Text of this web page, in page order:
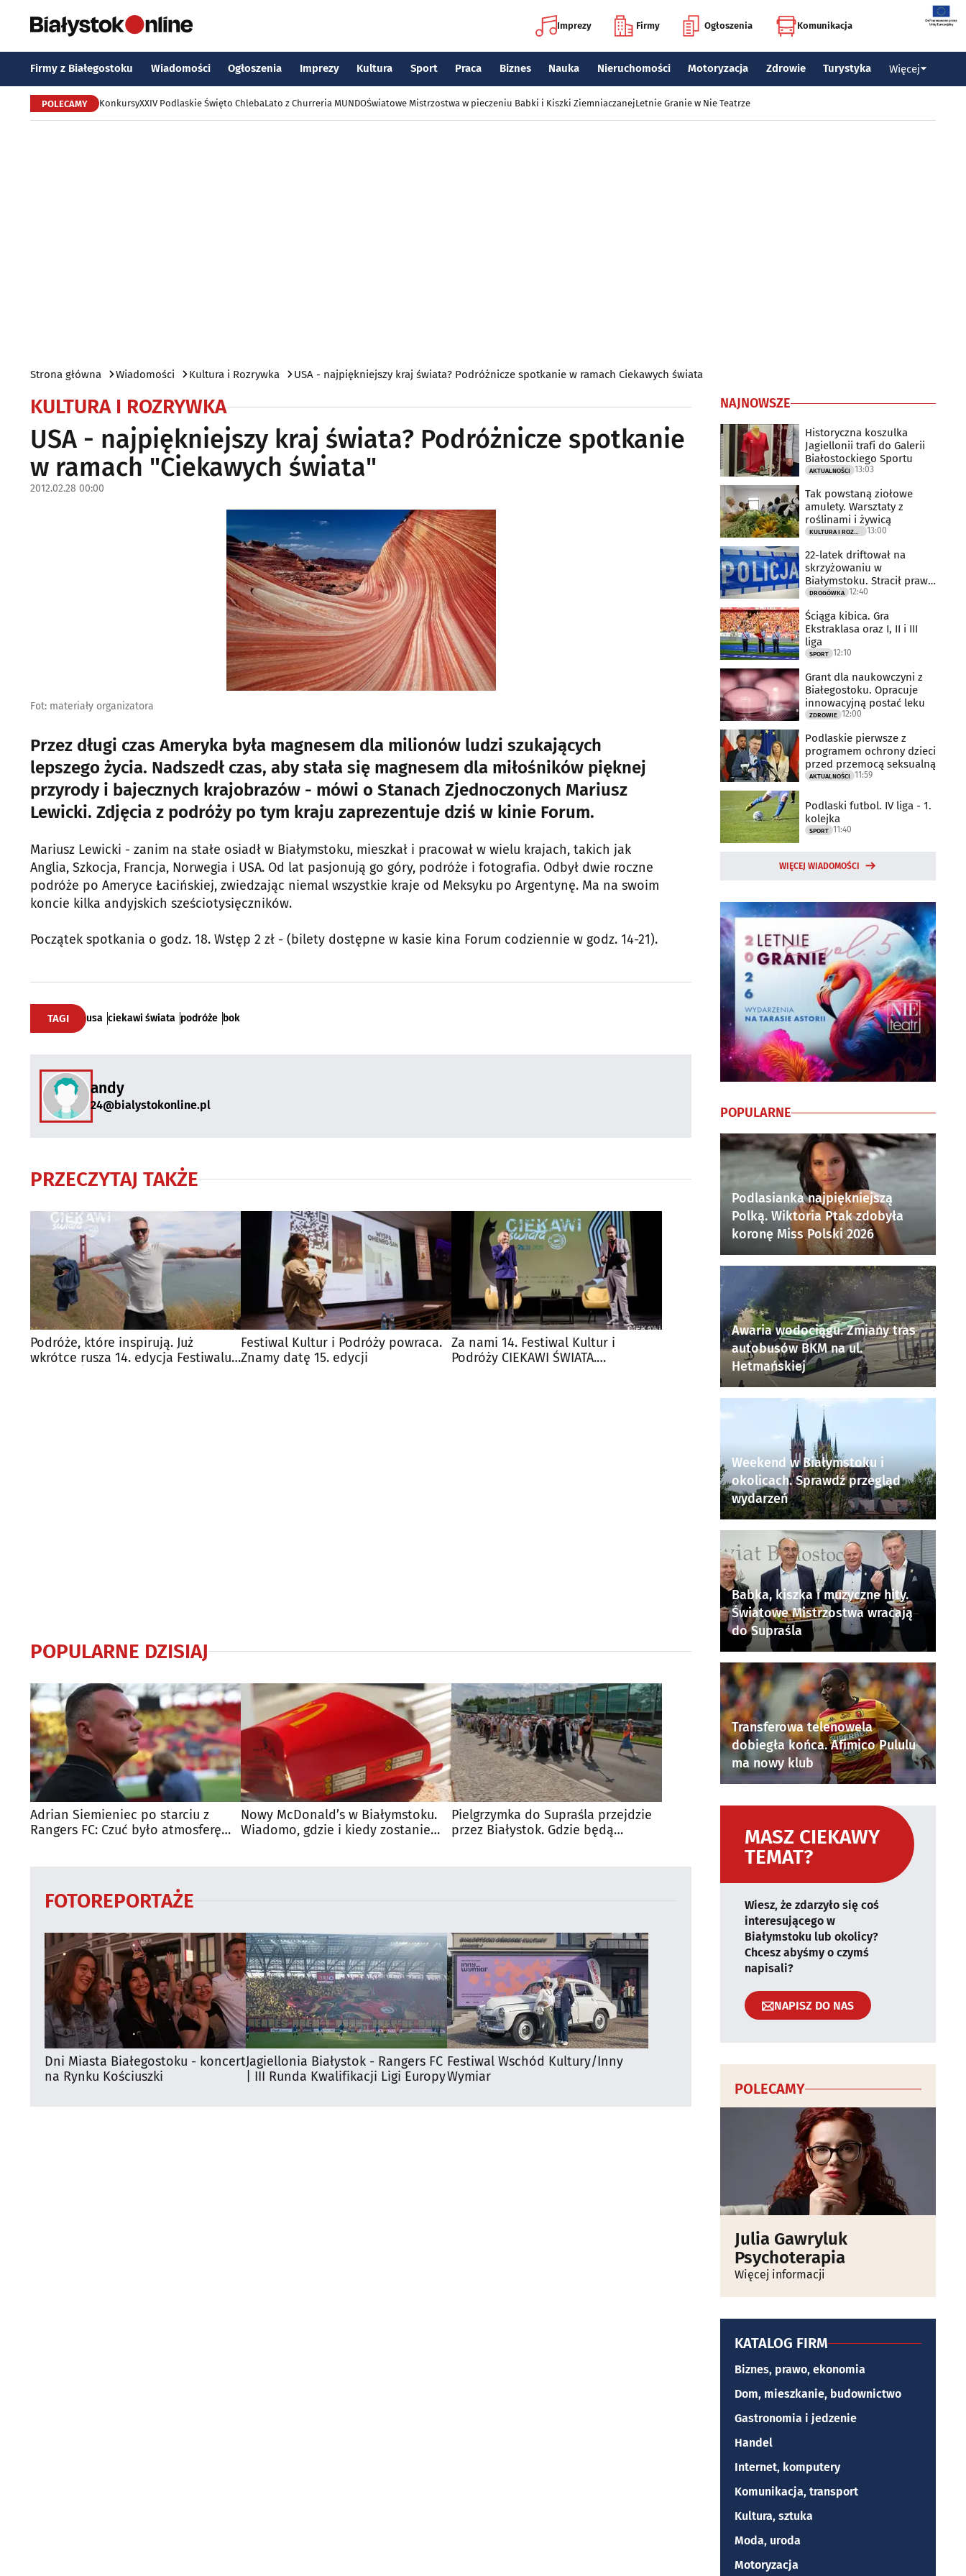
Imprezy Firmy Ogłoszenia Komunikacja
Firmy z Białegostoku Wiadomości Ogłoszenia Imprezy Kultura Sport Praca Biznes Nauka Nieruchomości Motoryzacja Zdrowie Turystyka Więcej
POLECAMY KonkursyXXIV Podlaskie Święto ChlebaLato z Churreria MUNDOŚwiatowe Mistrzostwa w pieczeniu Babki i Kiszki ZiemniaczanejLetnie Granie w Nie Teatrze
Strona główna Wiadomości Kultura i Rozrywka USA - najpiękniejszy kraj świata? Podróżnicze spotkanie w ramach Ciekawych świata
KULTURA I ROZRYWKA
USA - najpiękniejszy kraj świata? Podróżnicze spotkanie
w ramach "Ciekawych świata"
2012.02.28 00:00
Fot: materiały organizatora
Przez długi czas Ameryka była magnesem dla milionów ludzi szukających
lepszego życia. Nadszedł czas, aby stała się magnesem dla miłośników pięknej
przyrody i bajecznych krajobrazów - mówi o Stanach Zjednoczonych Mariusz
Lewicki. Zdjęcia z podróży po tym kraju zaprezentuje dziś w kinie Forum.
Mariusz Lewicki - zanim na stałe osiadł w Białymstoku, mieszkał i pracował w wielu krajach, takich jak
Anglia, Szkocja, Francja, Norwegia i USA. Od lat pasjonują go góry, podróże i fotografia. Odbył dwie roczne
podróże po Ameryce Łacińskiej, zwiedzając niemal wszystkie kraje od Meksyku po Argentynę. Ma na swoim
koncie kilka andyjskich sześciotysięczników.
Początek spotkania o godz. 18. Wstęp 2 zł - (bilety dostępne w kasie kina Forum codziennie w godz. 14-21).
TAGI usa ciekawi świata podróże bok
andy
24@bialystokonline.pl
PRZECZYTAJ TAKŻE
Podróże, które inspirują. Już
wkrótce rusza 14. edycja Festiwalu
Festiwal Kultur i Podróży powraca.
Znamy datę 15. edycji
Za nami 14. Festiwal Kultur i
Podróży CIEKAWI ŚWIATA.
POPULARNE DZISIAJ
Adrian Siemieniec po starciu z
Rangers FC: Czuć było atmosferę
Nowy McDonald’s w Białymstoku.
Wiadomo, gdzie i kiedy zostanie
Pielgrzymka do Supraśla przejdzie
przez Białystok. Gdzie będą
FOTOREPORTAŻE
Dni Miasta Białegostoku - koncert
na Rynku Kościuszki
Jagiellonia Białystok - Rangers FC
| III Runda Kwalifikacji Ligi Europy
Festiwal Wschód Kultury/Inny
Wymiar
NAJNOWSZE
Historyczna koszulka
Jagiellonii trafi do Galerii
Białostockiego Sportu
AKTUALNOŚCI 13:03
Tak powstaną ziołowe
amulety. Warsztaty z
roślinami i żywicą
13:00
22-latek driftował na
skrzyżowaniu w
Białymstoku. Stracił prawo
jazdy
DROGÓWKA 12:40
Ściąga kibica. Gra
Ekstraklasa oraz I, II i III
liga
SPORT 12:10
Grant dla naukowczyni z
Białegostoku. Opracuje
innowacyjną postać leku
ZDROWIE 12:00
Podlaskie pierwsze z
programem ochrony dzieci
przed przemocą seksualną
AKTUALNOŚCI 11:59
Podlaski futbol. IV liga - 1.
kolejka
SPORT 11:40
WIĘCEJ WIADOMOŚCI
POPULARNE
Podlasianka najpiękniejszą
Polką. Wiktoria Ptak zdobyła
koronę Miss Polski 2026
Awaria wodociągu. Zmiany tras
autobusów BKM na ul.
Hetmańskiej
Weekend w Białymstoku i
okolicach. Sprawdź przegląd
wydarzeń
Babka, kiszka i muzyczne hity.
Światowe Mistrzostwa wracają
do Supraśla
Transferowa telenowela
dobiegła końca. Afimico Pululu
ma nowy klub
MASZ CIEKAWY
TEMAT?
Wiesz, że zdarzyło się coś
interesującego w
Białymstoku lub okolicy?
Chcesz abyśmy o czymś
napisali?
NAPISZ DO NAS
POLECAMY
Julia Gawryluk
Psychoterapia
Więcej informacji
KATALOG FIRM
Biznes, prawo, ekonomia
Dom, mieszkanie, budownictwo
Gastronomia i jedzenie
Handel
Internet, komputery
Komunikacja, transport
Kultura, sztuka
Moda, uroda
Motoryzacja